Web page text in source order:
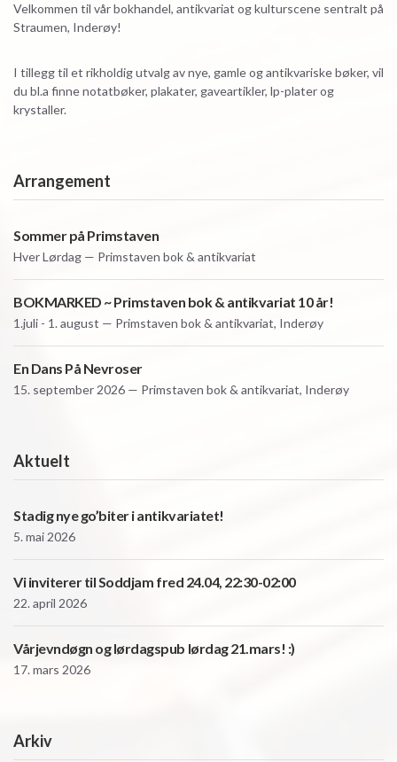
Velkommen til vår bokhandel, antikvariat og kulturscene sentralt på
Straumen, Inderøy!
I tillegg til et rikholdig utvalg av nye, gamle og antikvariske bøker, vil
du bl.a finne notatbøker, plakater, gaveartikler, lp-plater og
krystaller.
Arrangement
Sommer på Primstaven
HverLørdag — Primstaven bok & antikvariat
BOKMARKED ~ Primstaven bok & antikvariat 10 år!
1.juli - 1. august — Primstaven bok & antikvariat, Inderøy
En Dans På Nevroser
15. september 2026 — Primstaven bok & antikvariat, Inderøy
Aktuelt
Stadig nye go’biter i antikvariatet!
5. mai 2026
Vi inviterer til Soddjam fred 24.04, 22:30-02:00
22. april 2026
Vårjevndøgn og lørdagspub lørdag 21.mars! :)
17. mars 2026
Arkiv